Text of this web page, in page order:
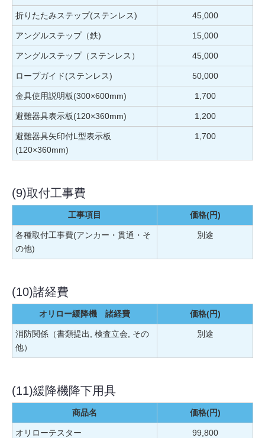
折りたたみステップ(ステンレス) 45,000
アングルステップ（鉄) 15,000
アングルステップ（ステンレス） 45,000
ロープガイド(ステンレス) 50,000
金具使用説明板(300×600mm) 1,700
避難器具表示板(120×360mm) 1,200
避難器具矢印付L型表示板
(120×360mm)
1,700
(9)取付工事費
工事項目 価格(円)
各種取付工事費(アンカー・貫通・そ
の他)
別途
(10)諸経費
オリロー緩降機 諸経費 価格(円)
消防関係（書類提出, 検査立会, その
他）
別途
(11)緩降機降下用具
商品名 価格(円)
オリローテスター 99,800